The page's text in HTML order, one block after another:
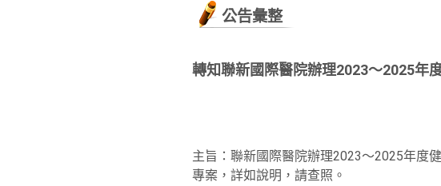
公告彙整
轉知聯新國際醫院辦理2023～2025年
主旨：聯新國際醫院辦理2023～2025年度
專案，詳如說明，請查照。